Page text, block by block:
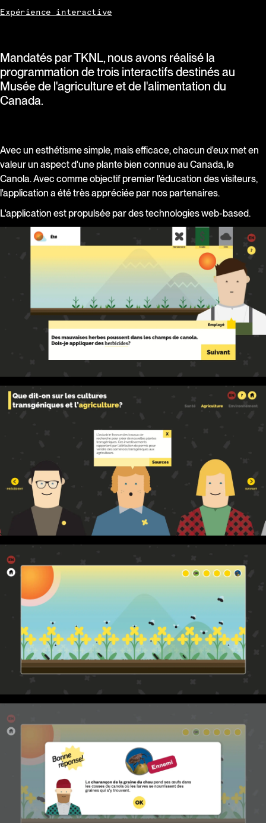
Expérience interactive
Mandatés par TKNL, nous avons réalisé la
programmation de trois interactifs destinés au
Musée de l'agriculture et de l'alimentation du
Canada.
Avec un esthétisme simple, mais efficace, chacun d'eux met en
valeur un aspect d'une plante bien connue au Canada, le
Canola. Avec comme objectif premier l'éducation des visiteurs,
l'application a été très appréciée par nos partenaires.
L'application est propulsée par des technologies web-based.